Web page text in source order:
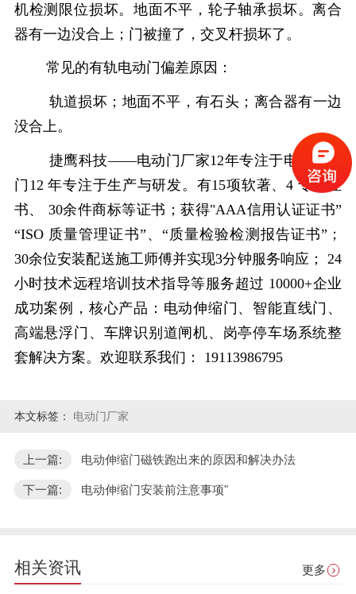
机检测限位损坏。地面不平，轮子轴承损坏。离合
器有一边没合上；门被撞了，交叉杆损坏了。
常见的有轨电动门偏差原因：
轨道损坏；地面不平，有石头；离合器有一边
没合上。
捷鹰科技——电动门厂家12年专注于电动伸缩
门 12 年专注于生产与研发。有15项软著、 4 专利证
书、
30余件商标等证书；获得"AAA信用认证证书”
“ISO 质量管理证书”、“质量检验检测报告证书”；
30余位安装配送施工师傅并实现3分钟服务响应；
24
小时技术远程培训技术指导等服务超过 10000+企业
成功案例，核心产品：电动伸缩门、智能直线门、
高端悬浮门、车牌识别道闸机、岗亭停车场系统整
套解决方案。欢迎联系我们：
19113986795
本文标签： 电动门厂家
上一篇: 电动伸缩门磁铁跑出来的原因和解决办法
下一篇: 电动伸缩门安装前注意事项"
相关资讯 更多